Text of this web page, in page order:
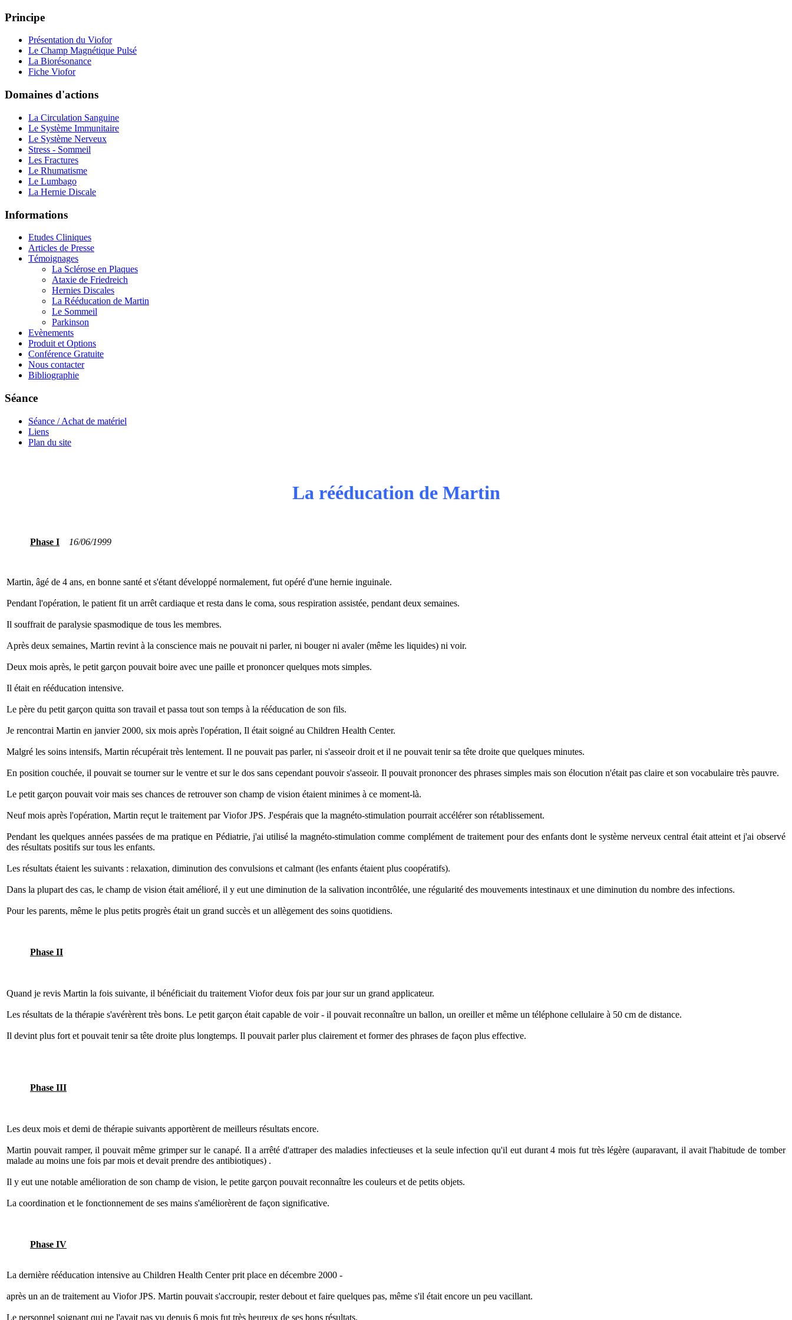
Principe
Présentation du Viofor
Le Champ Magnétique Pulsé
La Biorésonance
Fiche Viofor
Domaines d'actions
La Circulation Sanguine
Le Système Immunitaire
Le Système Nerveux
Stress - Sommeil
Les Fractures
Le Rhumatisme
Le Lumbago
La Hernie Discale
Informations
Etudes Cliniques
Articles de Presse
Témoignages
La Sclérose en Plaques
Ataxie de Friedreich
Hernies Discales
La Rééducation de Martin
Le Sommeil
Parkinson
Evènements
Produit et Options
Conférence Gratuite
Nous contacter
Bibliographie
Séance
Séance / Achat de matériel
Liens
Plan du site
La rééducation de Martin
Phase I 16/06/1999
Martin, âgé de 4 ans, en bonne santé et s'étant développé normalement, fut opéré d'une hernie inguinale.
Pendant l'opération, le patient fit un arrêt cardiaque et resta dans le coma, sous respiration assistée, pendant deux semaines.
Il souffrait de paralysie spasmodique de tous les membres.
Après deux semaines, Martin revint à la conscience mais ne pouvait ni parler, ni bouger ni avaler (même les liquides) ni voir.
Deux mois après, le petit garçon pouvait boire avec une paille et prononcer quelques mots simples.
Il était en rééducation intensive.
Le père du petit garçon quitta son travail et passa tout son temps à la rééducation de son fils.
Je rencontrai Martin en janvier 2000, six mois après l'opération, Il était soigné au Children Health Center.
Malgré les soins intensifs, Martin récupérait très lentement. Il ne pouvait pas parler, ni s'asseoir droit et il ne pouvait tenir sa tête droite que quelques minutes.
En position couchée, il pouvait se tourner sur le ventre et sur le dos sans cependant pouvoir s'asseoir. Il pouvait prononcer des phrases simples mais son élocution n'était pas claire et son vocabulaire très pauvre.
Le petit garçon pouvait voir mais ses chances de retrouver son champ de vision étaient minimes à ce moment-là.
Neuf mois après l'opération, Martin reçut le traitement par Viofor JPS. J'espérais que la magnéto-stimulation pourrait accélérer son rétablissement.
Pendant les quelques années passées de ma pratique en Pédiatrie, j'ai utilisé la magnéto-stimulation comme complément de traitement pour des enfants dont le système nerveux central était atteint et j'ai observé
des résultats positifs sur tous les enfants.
Les résultats étaient les suivants : relaxation, diminution des convulsions et calmant (les enfants étaient plus coopératifs).
Dans la plupart des cas, le champ de vision était amélioré, il y eut une diminution de la salivation incontrôlée, une régularité des mouvements intestinaux et une diminution du nombre des infections.
Pour les parents, même le plus petits progrès était un grand succès et un allègement des soins quotidiens.
Phase II
Quand je revis Martin la fois suivante, il bénéficiait du traitement Viofor deux fois par jour sur un grand applicateur.
Les résultats de la thérapie s'avérèrent très bons. Le petit garçon était capable de voir - il pouvait reconnaître un ballon, un oreiller et même un téléphone cellulaire à 50 cm de distance.
Il devint plus fort et pouvait tenir sa tête droite plus longtemps. Il pouvait parler plus clairement et former des phrases de façon plus effective.
Phase III
Les deux mois et demi de thérapie suivants apportèrent de meilleurs résultats encore.
Martin pouvait ramper, il pouvait même grimper sur le canapé. Il a arrêté d'attraper des maladies infectieuses et la seule infection qu'il eut durant 4 mois fut très légère (auparavant, il avait l'habitude de tomber
malade au moins une fois par mois et devait prendre des antibiotiques) .
Il y eut une notable amélioration de son champ de vision, le petite garçon pouvait reconnaître les couleurs et de petits objets.
La coordination et le fonctionnement de ses mains s'améliorèrent de façon significative.
Phase IV
La dernière rééducation intensive au Children Health Center prit place en décembre 2000 -
après un an de traitement au Viofor JPS. Martin pouvait s'accroupir, rester debout et faire quelques pas, même s'il était encore un peu vacillant.
Le personnel soignant qui ne l'avait pas vu depuis 6 mois fut très heureux de ses bons résultats.